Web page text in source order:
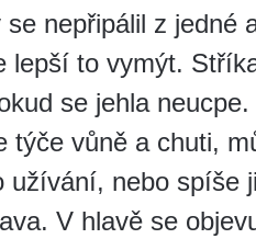
nepřipálil z jedné
lepší to vymýt.
se jehla
týče vůně a chuti,
užívání, nebo spíše
V hlavě se